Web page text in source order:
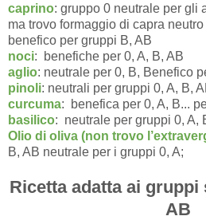
caprino: gruppo 0 neutrale per gli
ma trovo formaggio di capra
benefico per gruppi B, AB
noci: benefiche per 0, A, B, AB
aglio: neutrale per 0, B, Benefico
pinoli: neutrali per gruppi 0, A, B,
curcuma: benefica per 0, A, B...
basilico: neutrale per gruppi 0, A,
Olio di oliva (non trovo
B, AB neutrale per i gruppi 0, A;
Ricetta adatta ai gruppi
AB